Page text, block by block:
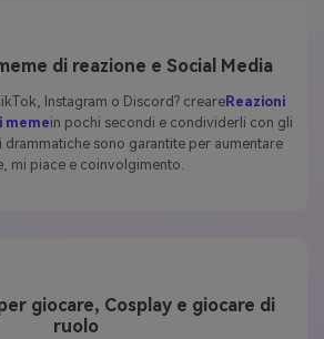
di reazione e Social Media
Instagram o Discord? creareReazioni
memein pochi secondi e condividerli con gli
drammatiche sono garantite per aumentare
mi piace e coinvolgimento.
giocare, Cosplay e giocare di
ruolo